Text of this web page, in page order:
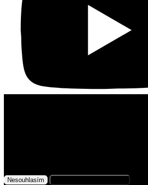
účelu využíváme soubory cookies,
Nesouhlasím